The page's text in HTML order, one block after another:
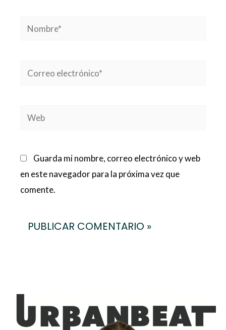
Nombre*
Correo
Web
Guarda mi nombre, correo electrónico y web
en este navegador para la próxima vez que
comente.